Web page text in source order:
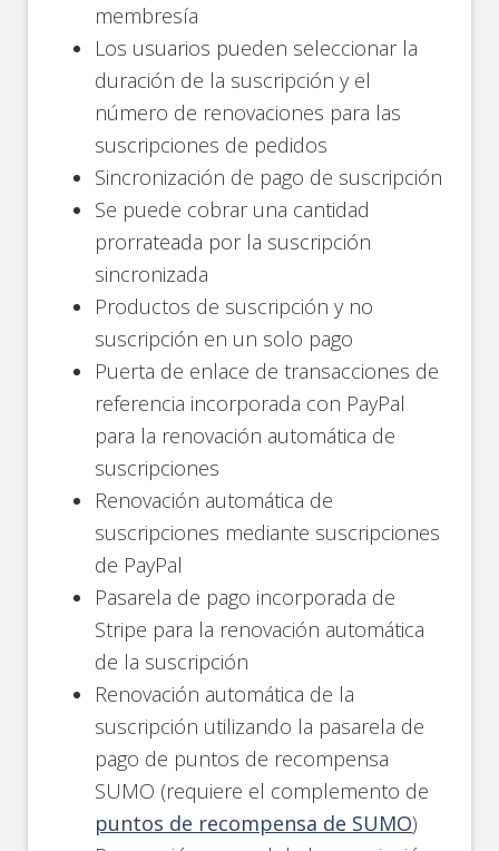
membresía
Los usuarios pueden seleccionar la
duración de la suscripción y el
número de renovaciones para las
suscripciones de pedidos
Sincronización de pago de suscripción
Se puede cobrar una cantidad
prorrateada por la suscripción
sincronizada
Productos de suscripción y no
suscripción en un solo pago
Puerta de enlace de transacciones de
referencia incorporada con PayPal
para la renovación automática de
suscripciones
Renovación automática de
suscripciones mediante suscripciones
de PayPal
Pasarela de pago incorporada de
Stripe para la renovación automática
de la suscripción
Renovación automática de la
suscripción utilizando la pasarela de
pago de puntos de recompensa
SUMO (requiere el complemento de
puntos de recompensa de SUMO)